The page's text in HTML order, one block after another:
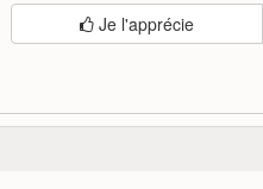
Je l'apprécie